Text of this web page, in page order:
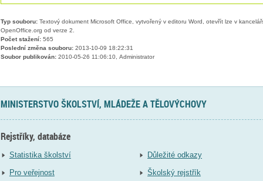
Typ souboru:Textový dokument Microsoft Office, vytvořený v editoru Word, otevřít lze v
OpenOffice.org od verze 2.
Počet stažení:565
Poslední změna souboru:2013-10-09 18:22:31
Soubor publikován:2010-05-26 11:06:10, Administrator
MINISTERSTVO ŠKOLSTVÍ, MLÁDEŽE A TĚLOVÝCHOVY
Rejstříky, databáze
Statistika školství
Pro veřejnost
Důležité odkazy
Školský rejstřík